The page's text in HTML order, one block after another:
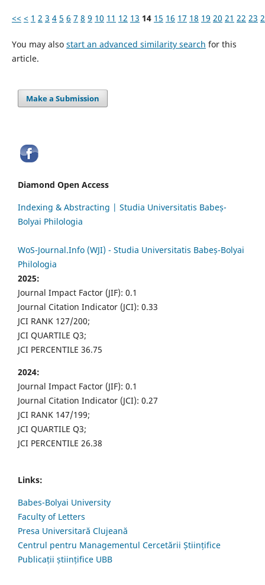
<< < 1 2 3 4 5 6 7 8 9 10 11 12 13 14 15 16 17 18 19 20 21 22 23
You may also start an advanced similarity search for this
article.
Make a Submission
Diamond Open Access
Indexing & Abstracting | Studia Universitatis Babeș-
Bolyai Philologia
WoS-Journal.Info (WJI) - Studia Universitatis Babeș-Bolyai
Philologia
2025:
Journal Impact Factor (JIF): 0.1
Journal Citation Indicator (JCI): 0.33
JCI RANK 127/200;
JCI QUARTILE Q3;
JCI PERCENTILE 36.75
2024:
Journal Impact Factor (JIF): 0.1
Journal Citation Indicator (JCI): 0.27
JCI RANK 147/199;
JCI QUARTILE Q3;
JCI PERCENTILE 26.38
Links:
Babes-Bolyai University
Faculty of Letters
Presa Universitară Clujeană
Centrul pentru Managementul Cercetării Științifice
Publicații științifice UBB